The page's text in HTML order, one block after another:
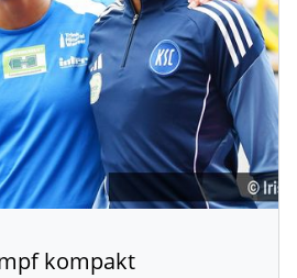
kompakt